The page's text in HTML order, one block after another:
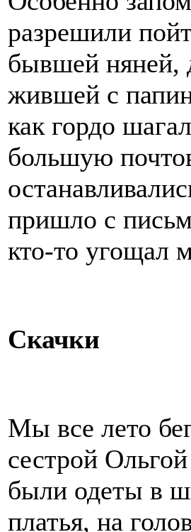
разрешили
бывшей няней,
жившей с
как гордо
большую
пришло с
кто-то угощал
Скачки
Мы все лето
сестрой
были одеты в
платья, на